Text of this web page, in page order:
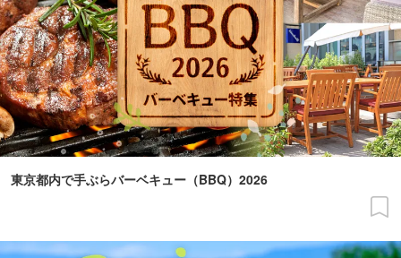
東京都内で手ぶらバーベキュー（BBQ）2026